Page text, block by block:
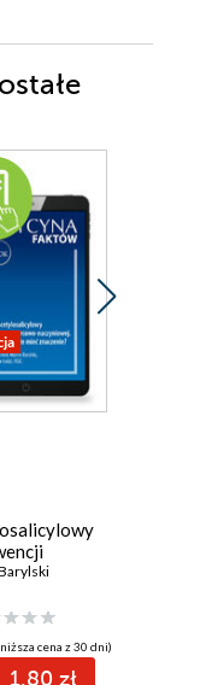
mieć
cena z 30 dni)
1.80 zł